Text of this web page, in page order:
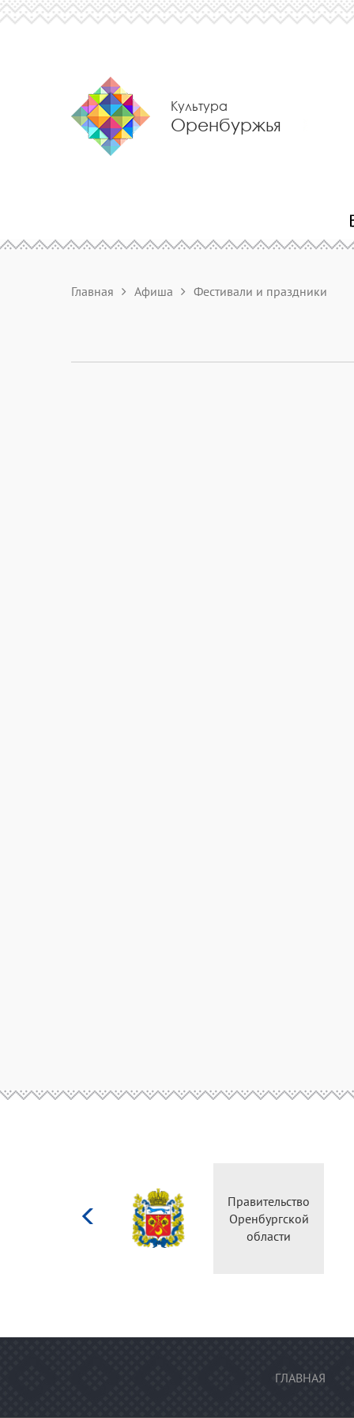
Культура
Оренбуржья
Главная Афиша Фестивали и праздники
Правительство
Оренбургской
области
ГЛАВНАЯ